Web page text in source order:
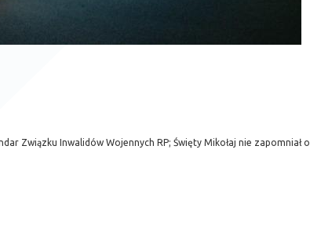
Związku Inwalidów Wojennych RP; Święty Mikołaj nie zapomniał o